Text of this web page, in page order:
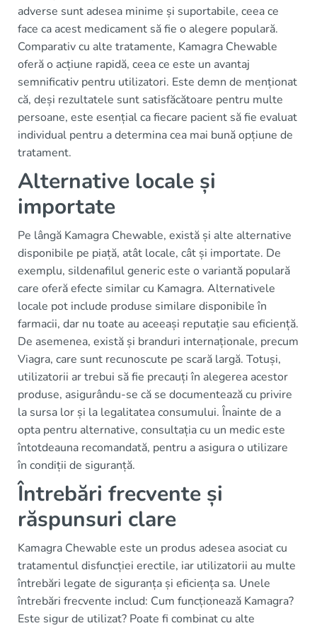
adverse sunt adesea minime și suportabile, ceea ce
face ca acest medicament să fie o alegere populară.
Comparativ cu alte tratamente, Kamagra Chewable
oferă o acțiune rapidă, ceea ce este un avantaj
semnificativ pentru utilizatori. Este demn de menționat
că, deși rezultatele sunt satisfăcătoare pentru multe
persoane, este esențial ca fiecare pacient să fie evaluat
individual pentru a determina cea mai bună opțiune de
tratament.
Alternative locale și
importate
Pe lângă Kamagra Chewable, există și alte alternative
disponibile pe piață, atât locale, cât și importate. De
exemplu, sildenafilul generic este o variantă populară
care oferă efecte similar cu Kamagra. Alternativele
locale pot include produse similare disponibile în
farmacii, dar nu toate au aceeași reputație sau eficiență.
De asemenea, există și branduri internaționale, precum
Viagra, care sunt recunoscute pe scară largă. Totuși,
utilizatorii ar trebui să fie precauți în alegerea acestor
produse, asigurându-se că se documentează cu privire
la sursa lor și la legalitatea consumului. Înainte de a
opta pentru alternative, consultația cu un medic este
întotdeauna recomandată, pentru a asigura o utilizare
în condiții de siguranță.
Întrebări frecvente și
răspunsuri clare
Kamagra Chewable este un produs adesea asociat cu
tratamentul disfuncției erectile, iar utilizatorii au multe
întrebări legate de siguranța și eficiența sa. Unele
întrebări frecvente includ: Cum funcționează Kamagra?
Este sigur de utilizat? Poate fi combinat cu alte